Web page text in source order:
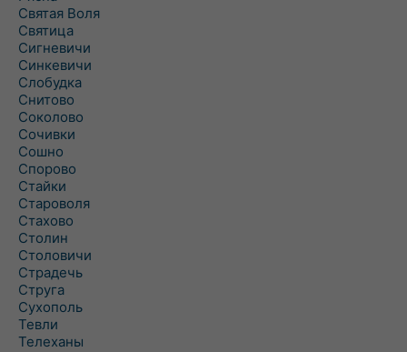
Святая Воля
Святица
Сигневичи
Синкевичи
Слобудка
Снитово
Соколово
Сочивки
Сошно
Спорово
Стайки
Староволя
Стахово
Столин
Столовичи
Страдечь
Струга
Сухополь
Тевли
Телеханы